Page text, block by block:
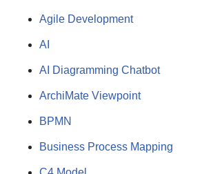
Agile Development
AI
AI Diagramming Chatbot
ArchiMate Viewpoint
BPMN
Business Process Mapping